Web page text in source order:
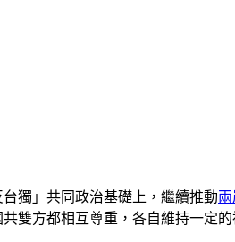
台獨」共同政治基礎上，繼續推動
雙方都相互尊重，各自維持一定的